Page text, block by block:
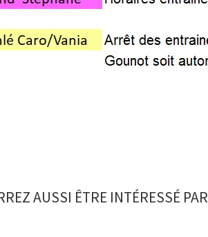
AUSSI ÊTRE INTÉRESSÉ PAR